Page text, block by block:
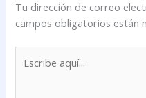
Tu dirección de correo
campos obligatorios están
aquí...